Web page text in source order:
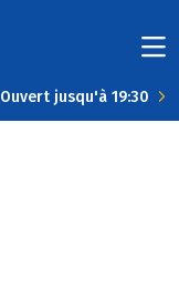
Ouvert jusqu'à 19:30